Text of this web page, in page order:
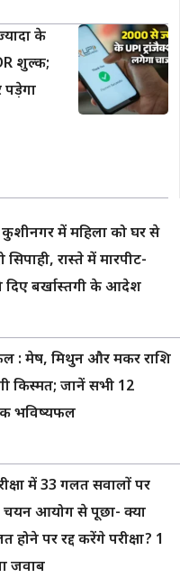
के
शुल्क;
पड़ेगा
कुशीनगर में महिला को घर से
रास्ते में मारपीट-
दिए बर्खास्तगी के आदेश
: मेष, मिथुन और मकर राशि
किस्मत; जानें सभी 12
भविष्यफल
में 33 गलत सवालों पर
चयन आयोग से पूछा- क्या
पर रद्द करेंगे परीक्षा? 1
जवाब